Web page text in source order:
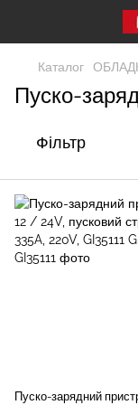
Каталог
Пуско-
Фільтр
Пуско-зарядний